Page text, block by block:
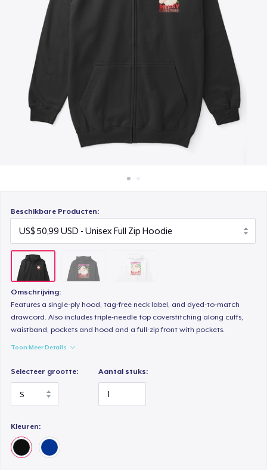
Beschikbare Producten:
Omschrijving:
Features a single-ply hood, tag-free neck label, and dyed-to-match
drawcord. Also includes triple-needle top coverstitching along cuffs,
waistband, pockets and hood and a full-zip front with pockets.
Toon Meer Details
Selecteer grootte: Aantal stuks:
Kleuren:
Unisex Premium Pullover Hoodie